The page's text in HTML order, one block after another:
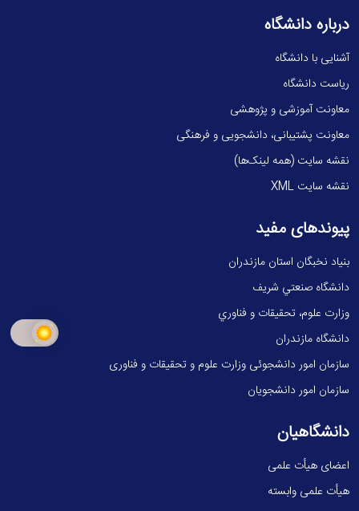
درباره دانشگاه
آشنایی با دانشگاه
ریاست دانشگاه
معاونت آموزشی و پژوهشی
معاونت پشتیبانی، دانشجویی و فرهنگی
نقشه سایت (همه لینک‌ها)
نقشه سایت XML
پیوندهای مفید
بنیاد نخبگان استان مازندران
دانشگاه صنعتي شريف
وزارت علوم، تحقيقات و فناوري
دانشگاه مازندران
سازمان امور دانشجوئی وزارت علوم و تحقیقات و فناوری
سازمان امور دانشجویان
دانشگاهیان
اعضای هیأت علمی
هیأت علمی وابسته